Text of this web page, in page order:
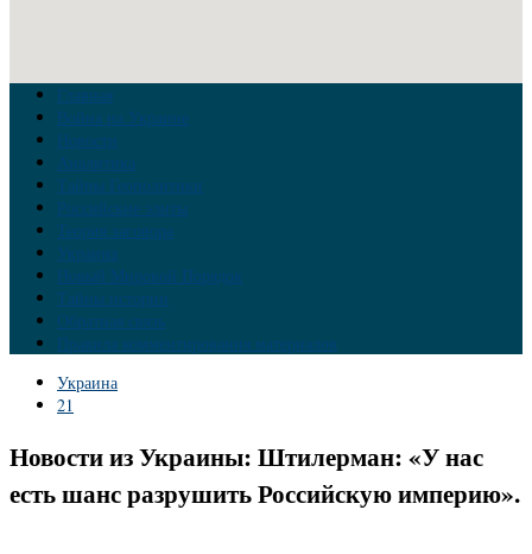
Главная
Война на Украине
Новости
Аналитика
Тайны Геополитики
Российские элиты
Теория заговора
Украина
Новый Мировой Порядок
Тайны истории
Обратная связь
Правила комментирования материалов
Украина
21
Новости из Украины: Штилерман: «У нас
есть шанс разрушить Российскую империю».